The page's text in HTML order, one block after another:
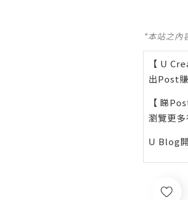
*本站之內
【 U
出Post
【 睇
瀏覽更多
U Blog